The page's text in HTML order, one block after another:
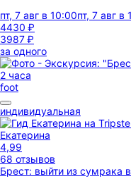
пт, 7 авг в 10:00пт, 7 авг в
4430 ₽
3987 ₽
за одного
2 часа
foot
индивидуальная
Екатерина
4,99
68 отзывов
Брест: выйти из сумрака